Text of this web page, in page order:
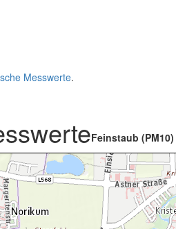
Messwerte.
Feinstaub (PM10)